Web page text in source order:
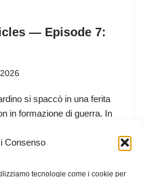
Consenso
tecnologie come i cookie per
— Episode 7:
si spaccò in una ferita
in formazione di guerra. In
sopra le serre come un
a terra cerchi di luce
luogo cambiare.